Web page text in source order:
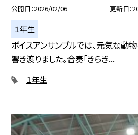
公開日 2026/02/06 更新日
１年生
ボイスアンサンブルでは、元気な動
響き渡りました。合奏「きらき...
１年生